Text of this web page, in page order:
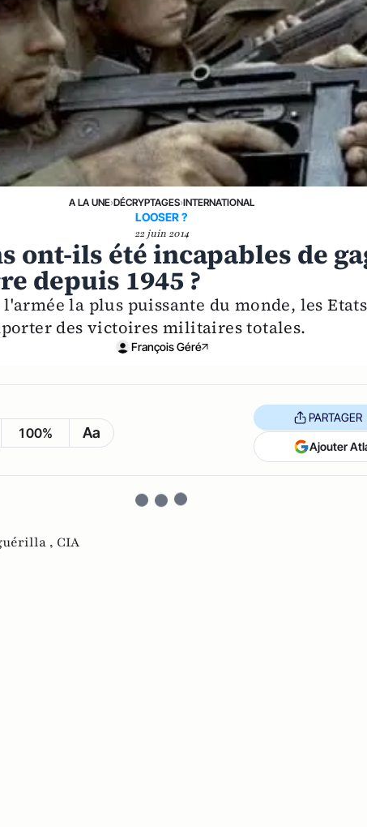
A LA UNE›DÉCRYPTAGES›INTERNATIONAL
LOOSER ?
22 juin 2014
ont-ils été incapables de
depuis 1945 ?
l'armée la plus puissante du monde, les
des victoires militaires totales.
François Géré
100% Aa
PARTAGER
Ajouter
, CIA